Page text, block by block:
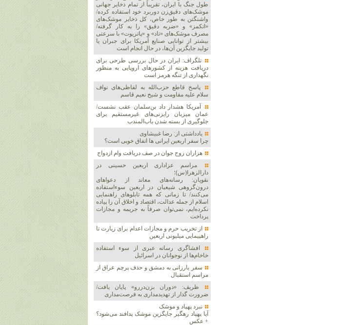
طول جنگ با ایران، تقریباً از تمام ذخایر جهانی
موشک‌های دقیق‌زن دوربرد خود استفاده کرده/
واشنگتن به طور خاص، کل ذخایر موشک‌های
«اتکمز» و «ضربه دقیق» را به کار گرفته/
مصرف موشک‌های «تاد» و «پاتریوت» با سرعتی
بیشتر از توانایی صنایع آمریکا برای جبران یا
تولید جایگزین آن‌ها، در حال انجام است
تلگراف: ایران در حال بررسی طرحی برای
دریافت هزینه از کشورهای اروپایی به منظور
نگهداری از تنگه هرمز است
پاسخ قاطع حزب‌الله به لفاظی‌های نواف
سلام علیه مقاومت و شیخ نعیم قاسم
آمریکا هشدار داد بن‌سلمان عقب نشست/
عمان میزبان رایزنی‌های غیرمستقیم برای
جلوگیری از بسته شدن باب‌المندب
یادداشتی از: رضا غبیشاوی
چرا سفر اربعین ایرانی ها اتفاق خوبی است؟
هزاران زوج‌ جوان در صف دریافت وام ازدواج
مراسم عزاداری اربعین حسینی در
دارالزهرا(س)؛
نقویان: رسانه‌های معاند از دعواهای
درون‌گروهی شیعیان در اربعین سوءاستفاده
می‌کنند/ تا زمانی که همه تابلوهای راهنمایی
اسلام از جمله عدالت، اقتصاد و اخلاق آن را پیاده
نکرده‌ایم، نمی‌توان صرفاً به جریمه و مجازات
پرداخت
از تخریب حرم و مجازات اعدام برای زیارت تا
راهپیمایی میلیونی اربعین
افشاگری رسانه عبری از سوء استفاده
خاخام‌ها از نوجوانان در اسرائیل
سفر بارزانی به دمشق و حذف پرچم عراق از
مراسم استقبال
ظریف: «دوران بزن‌دررو» پایان یافت/
ضرورت گذار از تهدیدمداری به فرصت‌مداری
نبرد پهپاد و موشک‌
آیا پهپاد رهگیر جایگزین موشک‌ پدافند می‌شود؟
+ عکس